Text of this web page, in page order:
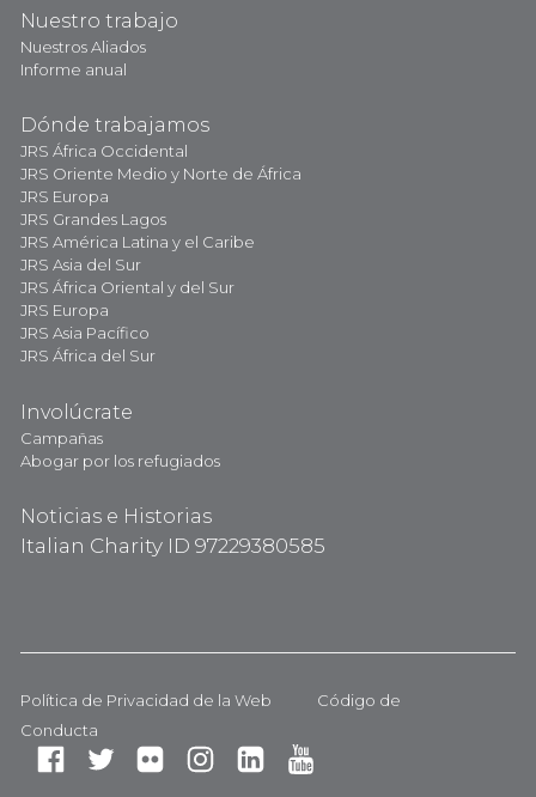
Nuestro trabajo
Nuestros Aliados
Informe anual
Dónde trabajamos
JRS África Occidental
JRS Oriente Medio y Norte de África
JRS Europa
JRS Grandes Lagos
JRS América Latina y el Caribe
JRS Asia del Sur
JRS África Oriental y del Sur
JRS Europa
JRS Asia Pacífico
JRS África del Sur
Involúcrate
Campañas
Abogar por los refugiados
Noticias e Historias
Italian Charity ID 97229380585
Política de Privacidad de la Web
Código de
Conducta